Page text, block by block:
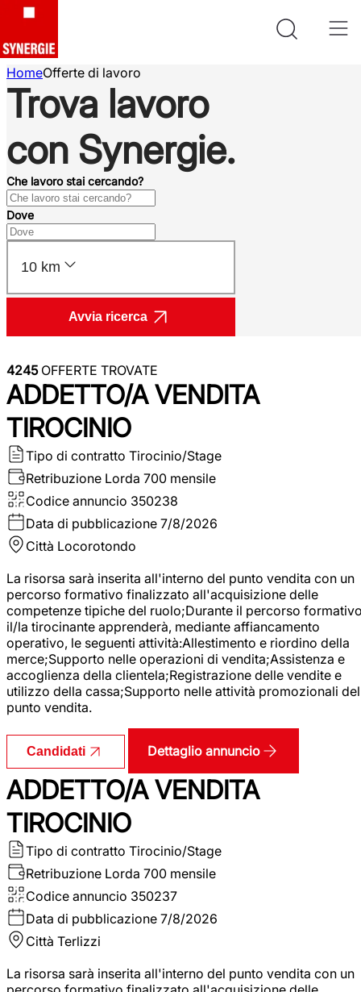
HomeOfferte di lavoro
Trova lavoro
con Synergie.
Che lavoro stai cercando?
Dove
10 km
Avvia ricerca
4245OFFERTE TROVATE
ADDETTO/A VENDITA
TIROCINIO
Tipo di contratto Tirocinio/Stage
Retribuzione Lorda 700 mensile
Codice annuncio 350238
Data di pubblicazione 7/8/2026
Città Locorotondo
La risorsa sarà inserita all'interno del punto vendita con un
percorso formativo finalizzato all'acquisizione delle
competenze tipiche del ruolo;Durante il percorso
il/la tirocinante apprenderà, mediante affiancamento
operativo, le seguenti attività:Allestimento e riordino della
merce;Supporto nelle operazioni di vendita;Assistenza e
accoglienza della clientela;Registrazione delle vendite e
utilizzo della cassa;Supporto nelle attività promozionali del
punto vendita.
Candidati Dettaglio annuncio
ADDETTO/A VENDITA
TIROCINIO
Tipo di contratto Tirocinio/Stage
Retribuzione Lorda 700 mensile
Codice annuncio 350237
Data di pubblicazione 7/8/2026
Città Terlizzi
La risorsa sarà inserita all'interno del punto vendita con un